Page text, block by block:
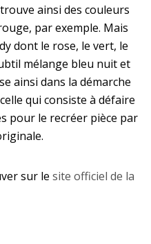
ainsi des couleurs
par exemple. Mais
dont le rose, le vert, le
mélange bleu nuit et
ainsi dans la démarche
qui consiste à défaire
pour le recréer pièce par
sur le site officiel de la